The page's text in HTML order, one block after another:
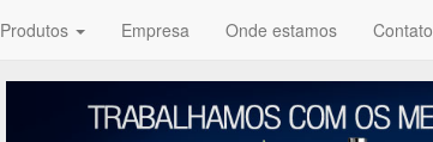
Produtos Empresa Onde estamos Contato